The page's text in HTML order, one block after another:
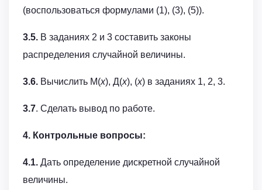
(воспользоваться формулами (1), (3), (5)).
3.5. В заданиях 2 и 3 составить законы
распределения случайной величины.
3.6. Вычислить М(x), Д(x), (x) в заданиях 1, 2, 3.
3.7. Сделать вывод по работе.
4. Контрольные вопросы:
4.1. Дать определение дискретной случайной
величины.